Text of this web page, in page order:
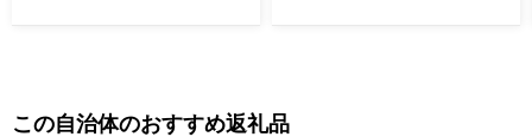
この自治体のおすすめ返礼品